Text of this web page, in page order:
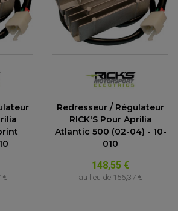
MOTO
UNIVERSEL
€
Redresseur / Régulateur
RICK'S Pour Aprilia
Atlantic 500 (02-04) - 10-
010
148,55 €
au lieu de 156,37 €